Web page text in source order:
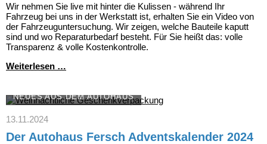
Wir nehmen Sie live mit hinter die Kulissen - während Ihr
Fahrzeug bei uns in der Werkstatt ist, erhalten Sie ein Video von
der Fahrzeuguntersuchung. Wir zeigen, welche Bauteile kaputt
sind und wo Reparaturbedarf besteht. Für Sie heißt das: volle
Transparenz & volle Kostenkontrolle.
Weiterlesen …
mehr
als
NEUES AUS DEM AUTOHAUS
13.11.2024
Der Autohaus Fersch Adventskalender 2024